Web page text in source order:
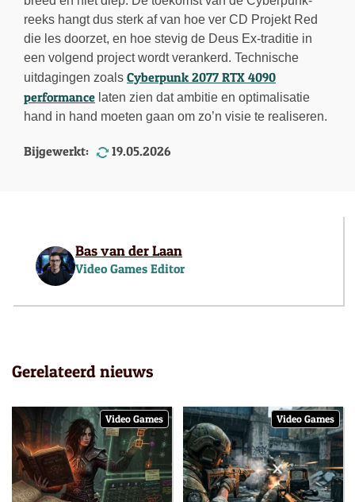
reeks hangt dus sterk af van hoe ver CD Projekt Red
die les doorzet, en hoe stevig de Deus Ex-traditie in
een volgend project wordt verankerd. Technische
uitdagingen zoals Cyberpunk 2077 RTX 4090
performance laten zien dat ambitie en optimalisatie
hand in hand moeten gaan om zo’n visie te realiseren.
Bijgewerkt: 19.05.2026
Bas van der Laan
Video Games Editor
Gerelateerd nieuws
Video Games Video Games